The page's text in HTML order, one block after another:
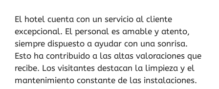
El hotel cuenta con un servicio al cliente
excepcional. El personal es amable y atento,
siempre dispuesto a ayudar con una sonrisa.
Esto ha contribuido a las altas valoraciones que
recibe. Los visitantes destacan la limpieza y el
mantenimiento constante de las instalaciones.